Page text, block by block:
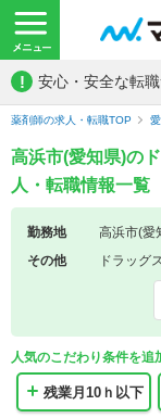
! 安心・安全な転
薬剤師の求人・転職TOP
高浜市(愛知県)の
人・転職情報一覧
勤務地
高浜市(愛
その他
ドラッグ
人気のこだわり条件を追
残業月10ｈ以下